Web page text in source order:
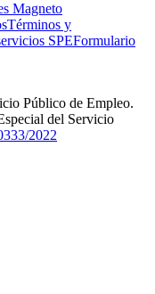
Magneto
Términos y
SPEFormulario
Público de Empleo.
del Servicio
2022